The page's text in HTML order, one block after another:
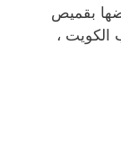
بقميص
الكويت ،